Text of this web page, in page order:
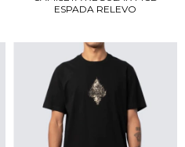
ESPADA RELEVO